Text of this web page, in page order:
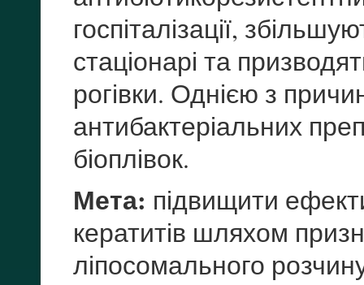
госпіталізації,
стаціонарі та
рогівки. Однією з
антибактеріальних
біоплівок.
Мета: підвищити
кератитів шляхом
ліпосомального